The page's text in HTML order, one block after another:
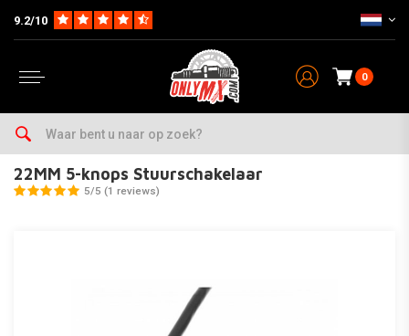
9.2/10
0
Home Schakelaar
22MM 5-knops Stuurschakelaar
5/5 (1 reviews)